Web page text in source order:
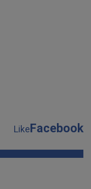
LikeFacebook